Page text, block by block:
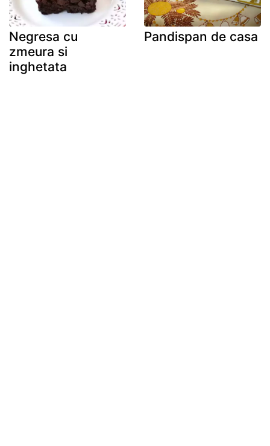
Negresa cu
zmeura si
inghetata
Pandispan de casa